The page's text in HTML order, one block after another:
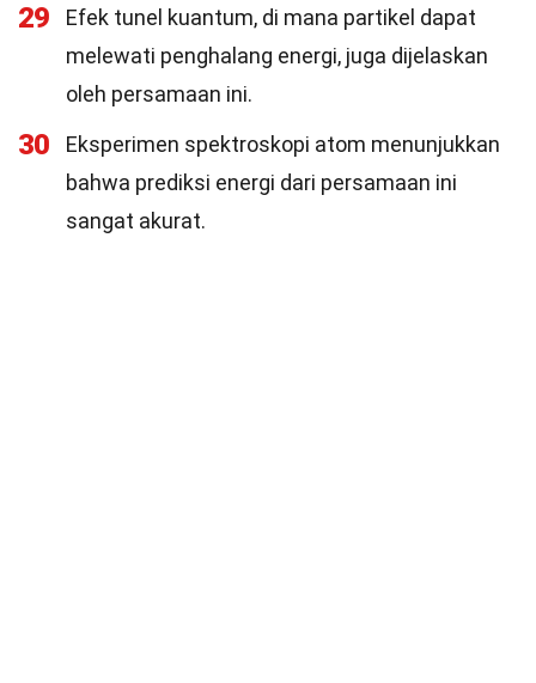
29
Efek tunel kuantum, di mana partikel dapat
melewati penghalang energi, juga dijelaskan
oleh persamaan ini.
30
Eksperimen spektroskopi atom menunjukkan
bahwa prediksi energi dari persamaan ini
sangat akurat.